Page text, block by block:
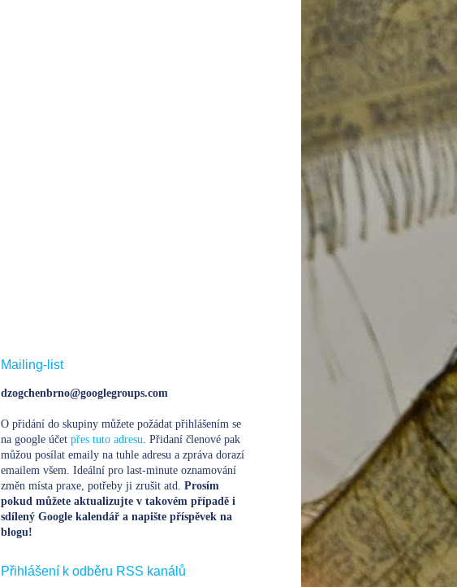
Mailing-list
dzogchenbrno@googlegroups.com
O přidání do skupiny můžete požádat přihlášením se
na google účet přes tuto adresu. Přidaní členové pak
můžou posílat emaily na tuhle adresu a zpráva dorazí
emailem všem. Ideální pro last-minute oznamování
změn místa praxe, potřeby ji zrušit atd. Prosím
pokud můžete aktualizujte v takovém případě i
sdílený Google kalendář a napište příspěvek na
blogu!
Přihlášení k odběru RSS kanálů